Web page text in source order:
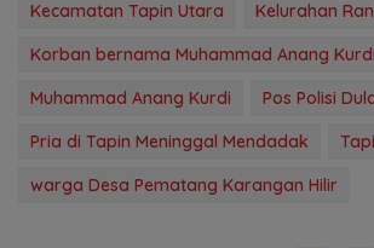
Kecamatan Tapin Utara
Kelurahan
Korban bernama Muhammad Anang Kurdi
Muhammad Anang Kurdi
Pos Polisi
Pria di Tapin Meninggal Mendadak
warga Desa Pematang Karangan Hilir